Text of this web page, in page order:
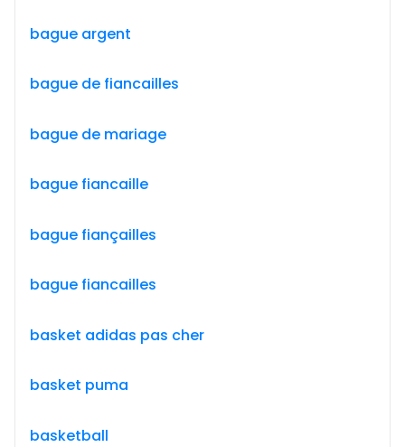
bague argent
bague de fiancailles
bague de mariage
bague fiancaille
bague fiançailles
bague fiancailles
basket adidas pas cher
basket puma
basketball